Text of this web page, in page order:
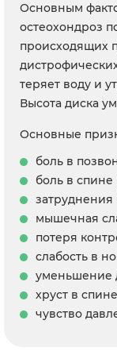
Основным
остеохондроз
происходящих
теряет воду и
Высота диска
Основные
боль в
боль в спине
затруднения
мышечная
потеря
слабость в
уменьшение
хруст в спине
чувство